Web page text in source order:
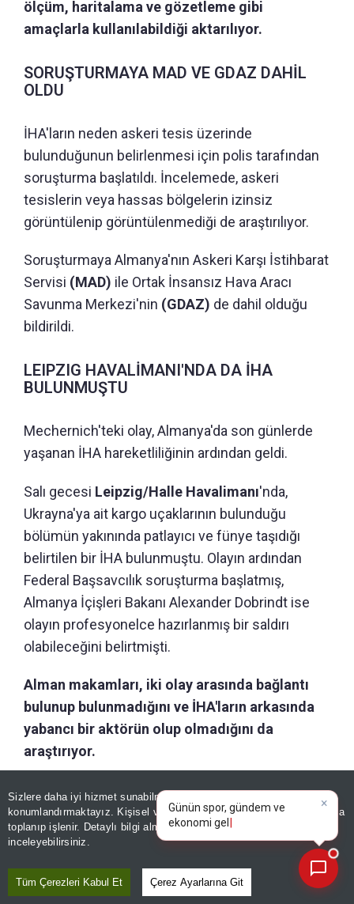
Sizlere daha iyi hizmet sunabilmek adına sitemizde
konumlandırmaktayız. Kişisel verileriniz, KVKK ve GDPR kapsamında
toplanıp işlenir. Detaylı bilgi almak içinAydınlatma Metnimizi
inceleyebilirsiniz.
Tüm Çerezleri Kabul Et Çerez Ayarlarına Git
ölçüm, haritalama ve gözetleme gibi
amaçlarla kullanılabildiği aktarılıyor.
SORUŞTURMAYA MAD VE GDAZ DAHİL
OLDU
İHA'ların neden askeri tesis üzerinde
bulunduğunun belirlenmesi için polis tarafından
soruşturma başlatıldı. İncelemede, askeri
tesislerin veya hassas bölgelerin izinsiz
görüntülenip görüntülenmediği de araştırılıyor.
Soruşturmaya Almanya'nın Askeri Karşı İstihbarat
Servisi (MAD) ile Ortak İnsansız Hava Aracı
Savunma Merkezi'nin (GDAZ) de dahil olduğu
bildirildi.
LEIPZIG HAVALİMANI'NDA DA İHA
BULUNMUŞTU
Mechernich'teki olay, Almanya'da son günlerde
yaşanan İHA hareketliliğinin ardından geldi.
Salı gecesi Leipzig/Halle Havalimanı'nda,
Ukrayna'ya ait kargo uçaklarının bulunduğu
bölümün yakınında patlayıcı ve fünye taşıdığı
belirtilen bir İHA bulunmuştu. Olayın ardından
Federal Başsavcılık soruşturma başlatmış,
Almanya İçişleri Bakanı Alexander Dobrindt ise
olayın profesyonelce hazırlanmış bir saldırı
olabileceğini belirtmişti.
Alman makamları, iki olay arasında bağlantı
bulunup bulunmadığını ve İHA'ların arkasında
yabancı bir aktörün olup olmadığını da
araştırıyor.
Editör :SİNEM GÖNEN |Kaynak: İHLAS HABER AJANSI
Yayın Tarihi | 08 Ağustos, 2026 - 19:51
×
Günün spor, gündem ve
ekonomi gelişmelerini analiz
edin!